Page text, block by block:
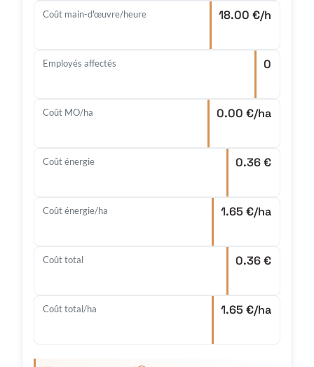
Coût main-d'œuvre/heure 18.00 €/h
Employés affectés 0
Coût MO/ha 0.00 €/ha
Coût énergie 0.36 €
Coût énergie/ha 1.65 €/ha
Coût total 0.36 €
Coût total/ha 1.65 €/ha